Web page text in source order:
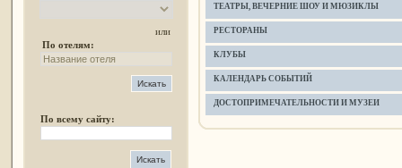
или
По отелям:
По всему сайту:
ТЕАТРЫ, ВЕЧЕРНИЕ ШОУ И МЮЗИКЛЫ
РЕСТОРАНЫ
КЛУБЫ
КАЛЕНДАРЬ СОБЫТИЙ
ДОСТОПРИМЕЧАТЕЛЬНОСТИ И МУЗЕИ